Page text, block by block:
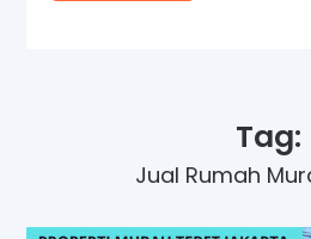
Tag:
Jual Rumah